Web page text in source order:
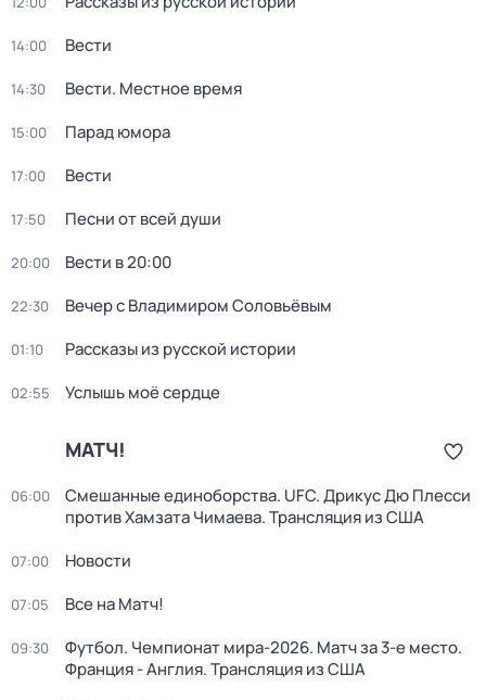
14:00 Вести
14:30 Вести. Местное время
15:00 Парад юмора
17:00 Вести
17:50 Песни от всей души
20:00 Вести в 20:00
22:30 Вечер с Владимиром Соловьёвым
01:10 Рассказы из русской истории
02:55 Услышь моё сердце
МАТЧ!
06:00
Смешанные единоборства. UFC. Дрикус Дю Плесси
против Хамзата Чимаева. Трансляция из США
07:00 Новости
07:05 Все на Матч!
09:30
Футбол. Чемпионат мира-2026. Матч за 3-е место.
Франция - Англия. Трансляция из США